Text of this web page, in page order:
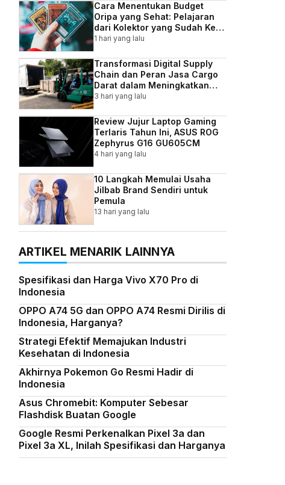
Cara Menentukan Budget
Oripa yang Sehat: Pelajaran
dari Kolektor yang Sudah Kena
Batunya
1 hari yang lalu
Transformasi Digital Supply
Chain dan Peran Jasa Cargo
Darat dalam Meningkatkan
Efisiensi Bisnis Indonesia
3 hari yang lalu
Review Jujur Laptop Gaming
Terlaris Tahun Ini, ASUS ROG
Zephyrus G16 GU605CM
4 hari yang lalu
10 Langkah Memulai Usaha
Jilbab Brand Sendiri untuk
Pemula
13 hari yang lalu
ARTIKEL MENARIK LAINNYA
Spesifikasi dan Harga Vivo X70 Pro di
Indonesia
OPPO A74 5G dan OPPO A74 Resmi Dirilis di
Indonesia, Harganya?
Strategi Efektif Memajukan Industri
Kesehatan di Indonesia
Akhirnya Pokemon Go Resmi Hadir di
Indonesia
Asus Chromebit: Komputer Sebesar
Flashdisk Buatan Google
Google Resmi Perkenalkan Pixel 3a dan
Pixel 3a XL, Inilah Spesifikasi dan Harganya